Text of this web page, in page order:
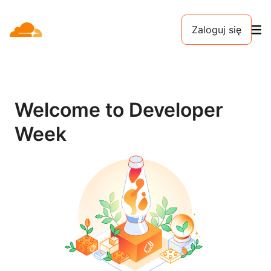
Zaloguj się
Welcome to Developer
Week